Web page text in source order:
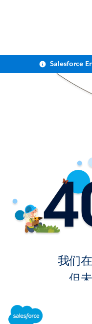
我们
，但